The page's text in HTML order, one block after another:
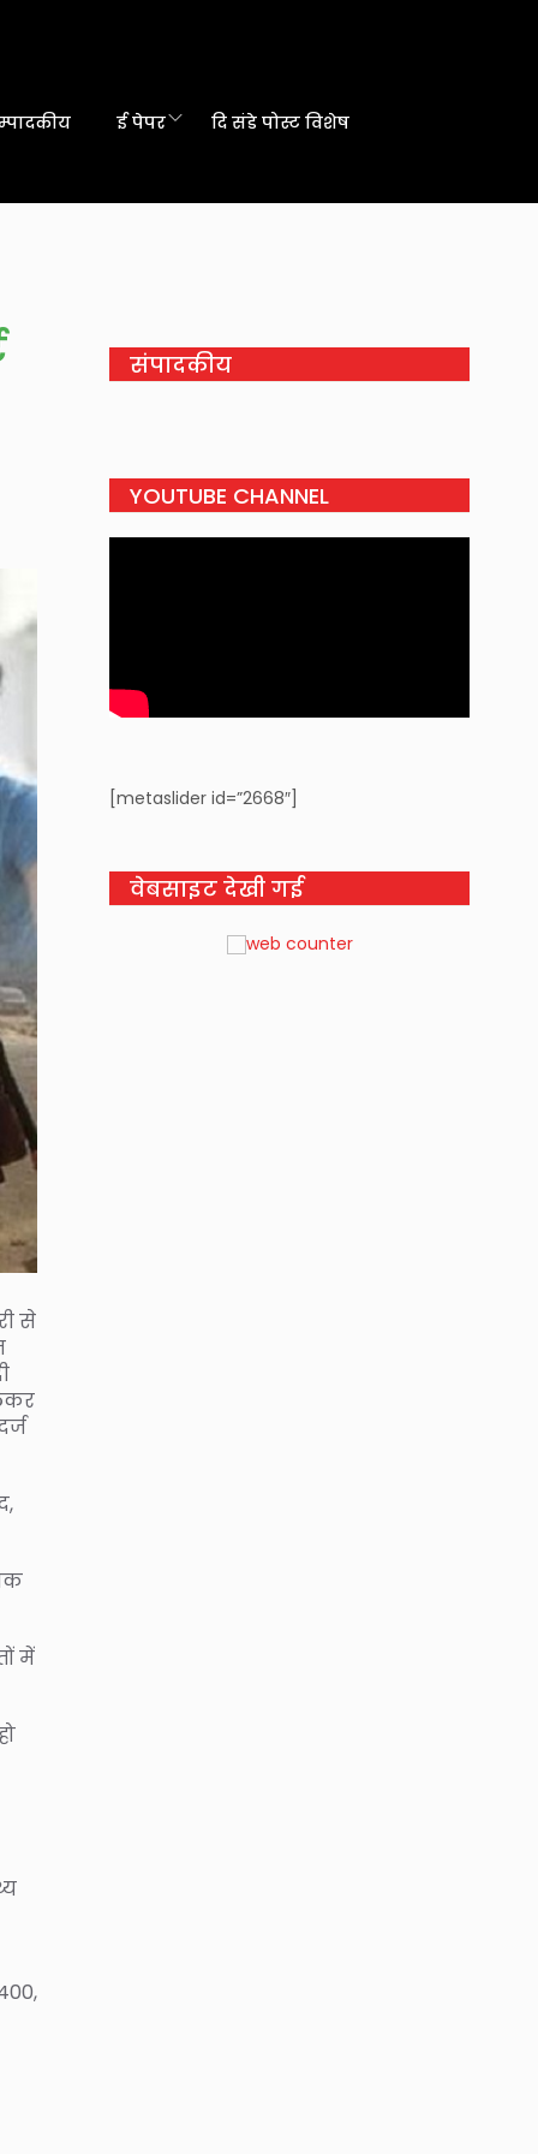
ई पेपर दि संडे पोस्ट विशेष
से
में
संपादकीय
YOUTUBE CHANNEL
[metaslider id=”2668″]
वेबसाइट देखी गई